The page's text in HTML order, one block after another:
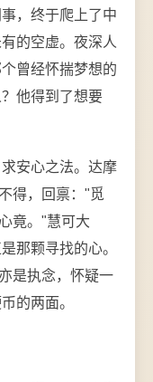
，终于爬上了中
的空虚。夜深人
曾经怀揣梦想的
他得到了想要
安心之法。达摩
得，回禀："觅
竟。"慧可大
那颗寻找的心。
是执念，怀疑一
的两面。